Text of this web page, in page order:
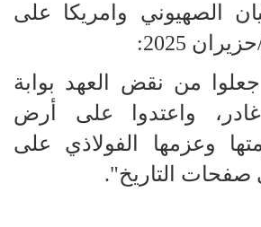
الصهيوني وامريكا على
2025:
من نقض العهد بوابة
واعتدوا على أرض
وعزمها الفولاذي على
صفحات التاريخ".